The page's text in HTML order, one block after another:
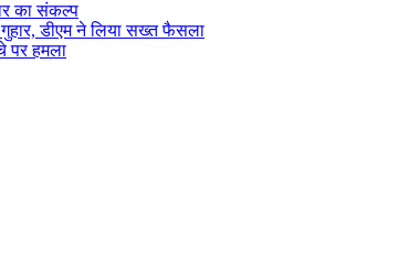
का संकल्प
डीएम ने लिया सख्त फैसला
पर हमला